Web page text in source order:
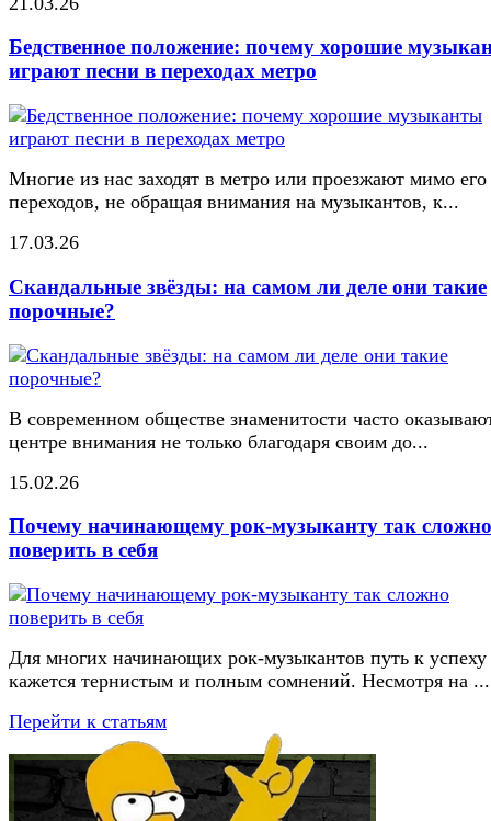
Бедственное положение: почему хорошие
играют песни в переходах метро
Многие из нас заходят в метро или проезжают мимо его
переходов, не обращая внимания на музыкантов, к...
17.03.26
Скандальные звёзды: на самом ли деле они такие
порочные?
В современном обществе знаменитости часто
центре внимания не только благодаря своим до...
15.02.26
Почему начинающему рок-музыканту так сложно
поверить в себя
Для многих начинающих рок-музыкантов путь к успеху
кажется тернистым и полным сомнений. Несмотря на ...
Перейти к статьям